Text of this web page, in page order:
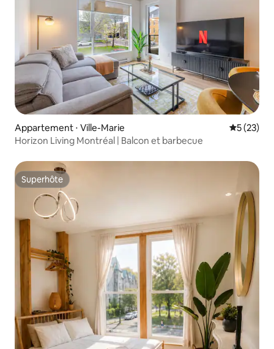
Appartement ⋅ Ville-Marie
5 (23)
Horizon Living Montréal | Balcon et barbecue
Superhôte
Superhôte